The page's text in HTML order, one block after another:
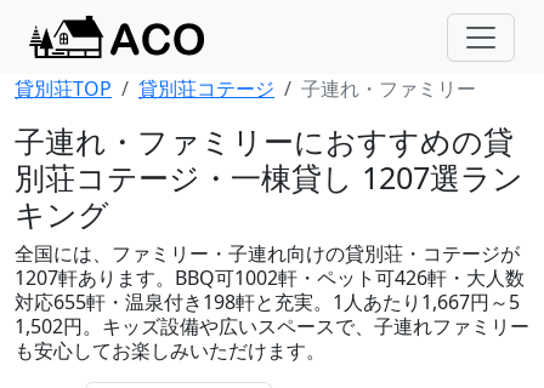
貸別荘TOP 貸別荘コテージ 子連れ・ファミリー
子連れ・ファミリーにおすすめの貸
別荘コテージ・一棟貸し 1207選ラン
キング
全国には、ファミリー・子連れ向けの貸別荘・コテージが
1207軒あります。BBQ可1002軒・ペット可426軒・大人数
対応655軒・温泉付き198軒と充実。1人あたり1,667円～5
1,502円。キッズ設備や広いスペースで、子連れファミリー
も安心してお楽しみいただけます。